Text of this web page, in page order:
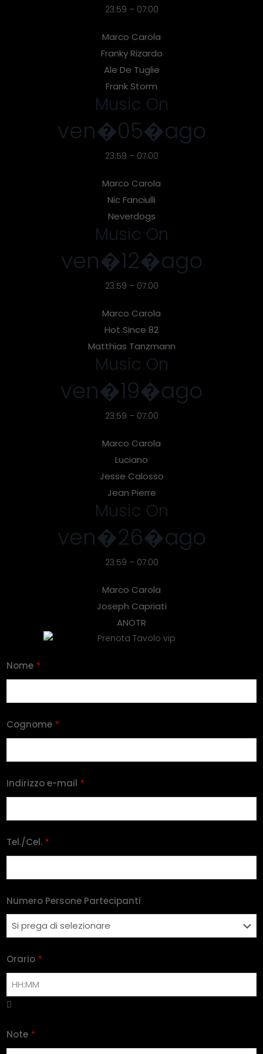
23:59 – 07:00
Marco Carola
Franky Rizardo
Ale De Tuglie
Frank Storm
Music On
ven�05�ago
23:59 – 07:00
Marco Carola
Nic Fanciulli
Neverdogs
Music On
ven�12�ago
23:59 – 07:00
Marco Carola
Hot Since 82
Matthias Tanzmann
Music On
ven�19�ago
23:59 – 07:00
Marco Carola
Luciano
Jesse Calosso
Jean Pierre
Music On
ven�26�ago
23:59 – 07:00
Marco Carola
Joseph Capriati
ANOTR
Nome *
Cognome *
Indirizzo e-mail *
Tel./Cel. *
Numero Persone Partecipanti
Orario *
Note *